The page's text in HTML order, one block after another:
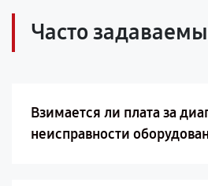
Часто
Взимается ли плата за
неисправности